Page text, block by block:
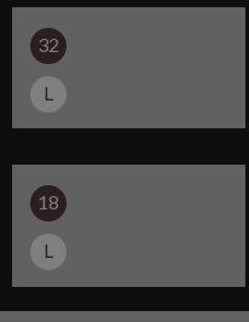
32
L
18
L